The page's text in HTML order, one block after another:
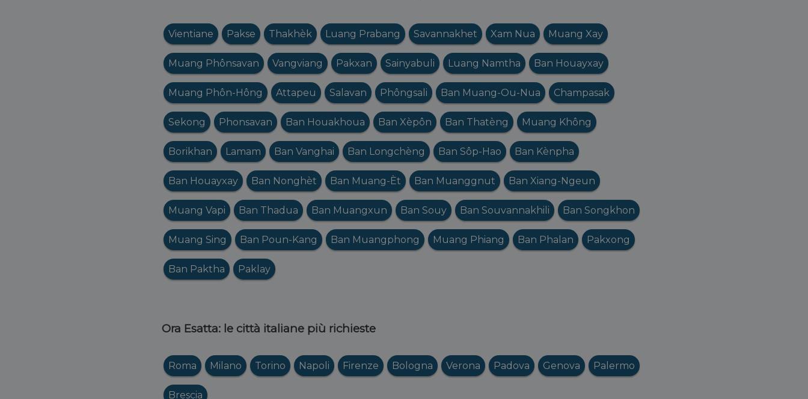
Vientiane Pakse Thakhèk Luang Prabang Savannakhet Xam Nua Muang Xay
Muang Phônsavan Vangviang Pakxan Sainyabuli Luang Namtha Ban Houayxay
Muang Phôn-Hông Attapeu Salavan Phôngsali Ban Muang-Ou-Nua Champasak
Sekong Phonsavan Ban Houakhoua Ban Xèpôn Ban Thatèng Muang Không
Borikhan Lamam Ban Vanghai Ban Longchèng Ban Sôp-Hao Ban Kènpha
Ban Houayxay Ban Nonghèt Ban Muang-Èt Ban Muanggnut Ban Xiang-Ngeun
Muang Vapi Ban Thadua Ban Muangxun Ban Souy Ban Souvannakhili Ban Songkhon
Muang Sing Ban Poun-Kang Ban Muangphong Muang Phiang Ban Phalan Pakxong
Ban Paktha Paklay
Ora Esatta: le città italiane più richieste
Roma Milano Torino Napoli Firenze Bologna Verona Padova Genova Palermo
Brescia